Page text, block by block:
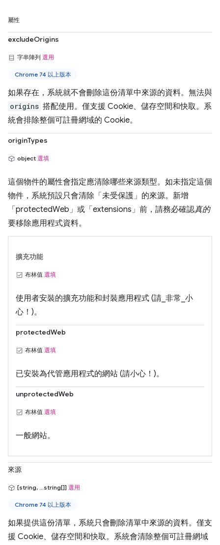
屬性
excludeOrigins
字串陣列 選用
Chrome 74 以上版本
如果存在，系統就不會刪除這份清單中來源的資料。無法與
origins 搭配使用。僅支援 Cookie、儲存空間和快取。系
統會排除整個可註冊網域的 Cookie。
originTypes
object 選填
這個物件的屬性會指定應清除哪些來源類型。如未指定這個
物件，系統預設只會清除「未受保護」的來源。新增
「protectedWeb」或「extensions」前，請務必確認真的
要移除應用程式資料。
擴充功能
布林值 選填
使用者安裝的擴充功能和封裝應用程式 (請_非常_小
心！)。
protectedWeb
布林值 選填
已安裝為代管應用程式的網站 (請小心！)。
unprotectedWeb
布林值 選填
一般網站。
來源
[string, ...string[]] 選用
Chrome 74 以上版本
如果提供這份清單，系統只會刪除清單中來源的資料。僅支
援 Cookie、儲存空間和快取。系統會清除整個可註冊網域